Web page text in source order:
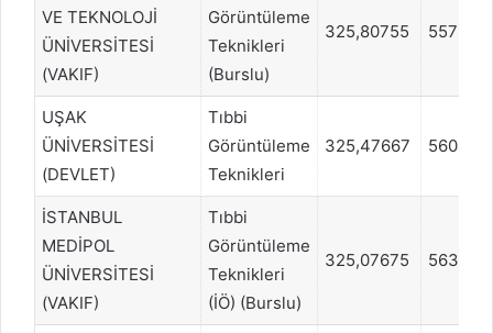
VE TEKNOLOJİ
ÜNİVERSİTESİ
(VAKIF)
Görüntüleme
Teknikleri
(Burslu)
325,80755 557913
UŞAK
ÜNİVERSİTESİ
(DEVLET)
Tıbbi
Görüntüleme
Teknikleri
325,47667 560413
İSTANBUL
MEDİPOL
ÜNİVERSİTESİ
(VAKIF)
Tıbbi
Görüntüleme
Teknikleri
(İÖ) (Burslu)
325,07675 563746